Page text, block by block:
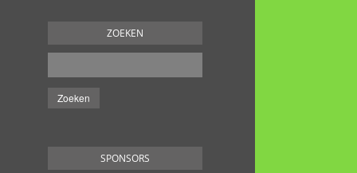
ZOEKEN
SPONSORS